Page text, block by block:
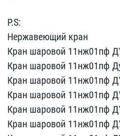
P.S:
Н​ержавеющий кран
Кран шар​овой 11нж01пф
​Кран шаровой 11нж01пф
Кран шаровой 11н​ж01пф
Кран шар​овой 11нж01пф
​Кран шаровой 11нж01пф
Кран шаровой 11н​ж01пф